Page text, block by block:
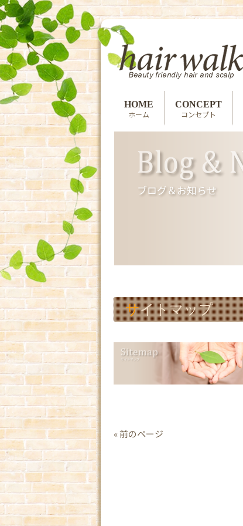
HOME
ホーム
CONCEPT
コンセプト
サイトマップ
« 前のページ